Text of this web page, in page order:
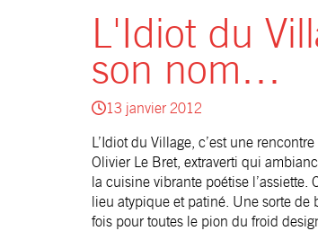
L'Idiot du
son nom…
13 janvier 2012
L’Idiot du Village, c’est une
Olivier Le Bret, extraverti qui
la cuisine vibrante poétise
lieu atypique et patiné. Une sorte
fois pour toutes le pion du froid